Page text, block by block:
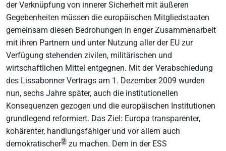
der Verknüpfung von innerer Sicherheit mit äußeren
Gegebenheiten müssen die europäischen Mitgliedstaaten
gemeinsam diesen Bedrohungen in enger Zusammenarbeit
mit ihren Partnern und unter Nutzung aller der EU zur
Verfügung stehenden zivilen, militärischen und
wirtschaftlichen Mittel entgegnen. Mit der Verabschiedung
des Lissabonner Vertrags am 1. Dezember 2009 wurden
nun, sechs Jahre später, auch die institutionellen
Konsequenzen gezogen und die europäischen Institutionen
grundlegend reformiert. Das Ziel: Europa transparenter,
kohärenter, handlungsfähiger und vor allem auch
demokratischer2 zu machen. Dem in der ESS